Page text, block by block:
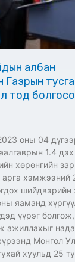
албан
Газрын
тод
оны 04
1.4 дэх
хөрөнгийн
арга хэмжээний
шийдвэрийн
яаманд
үүрэг
ажиллахыг
Монгол
хуульд 25